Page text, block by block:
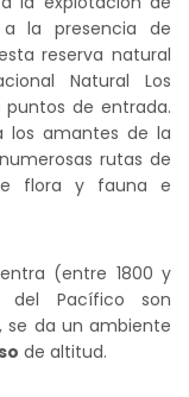
la presencia de
reserva natural
Natural Los
puntos de entrada.
los amantes de la
rutas de
flora y fauna e
(entre 1800 y
Pacífico son
se da un ambiente
de altitud.